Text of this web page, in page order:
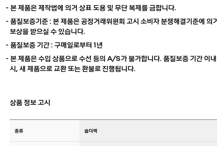
- 본 제품은 제작법에 의거 상표 도용 및 무단 복제를 금합니다.
- 품질보증기준 : 본 제품은 공정거래위원회 고시 소비자 분쟁해결기준에 의
보상을 받으실 수 있습니다.
- 품질보증 기간 : 구매일로부터 1년
- 본 제품은 수입 상품으로 수선 등의 A/S가 불가합니다. 품질보증 기간 이
시, 새 제품으로 교환 또는 환불로 진행됩니다.
상품 정보 고시
종류 숄더백